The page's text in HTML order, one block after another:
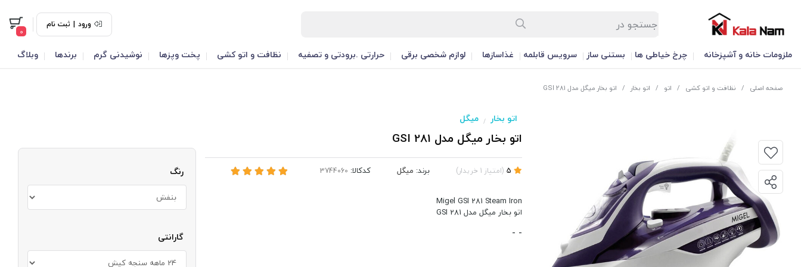
ورود | ثبت نام
0
ملزومات خانه و آشپزخانه چرخ خیاطی ها بستنی ساز سرویس قابلمه غذاسازها لوازم شخصی برقی حرارتی .برودتی و تصفیه نظافت و اتو کشی پخت وپزها نوشیدنی گرم برندها وبلاگ
صفحه اصلی / نظافت و اتو کشی / اتو / اتو بخار / اتو بخار میگل مدل GSI 281
اتو بخار / میگل
اتو بخار میگل مدل GSI 281
(امتیاز 1 خریدار) برند: میگل کدکالا:
Migel GSI 281 Steam Iron
اتو بخار میگل مدل GSI 281
-
-
رنگ
گارانتی